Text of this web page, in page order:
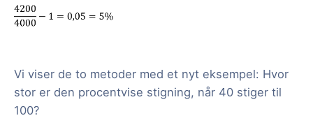
Vi viser de to metoder med et nyt eksempel: Hvor
stor er den procentvise stigning, når 40 stiger til
100?